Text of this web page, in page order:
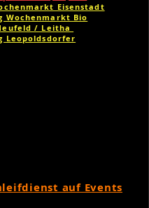
Eisenstadt
Wochenmarkt Bio
/ Leitha
Leopoldsdorfer
auf Events